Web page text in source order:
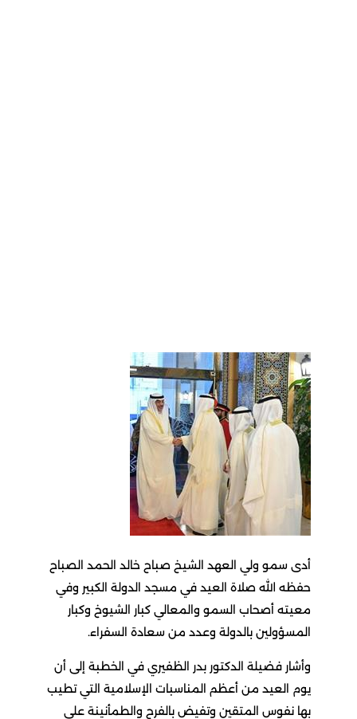
أدى سمو ولي العهد الشيخ صباح خالد الحمد الصباح
حفظه الله صلاة العيد في مسجد الدولة الكبير وفي
معيته أصحاب السمو والمعالي كبار الشيوخ وكبار
المسؤولين بالدولة وعدد من سعادة السفراء.
وأشار فضيلة الدكتور بدر الظفيري في الخطبة إلى أن
يوم العيد من أعظم المناسبات الإسلامية التي تطيب
بها نفوس المتقين وتفيض بالفرح والطمأنينة على